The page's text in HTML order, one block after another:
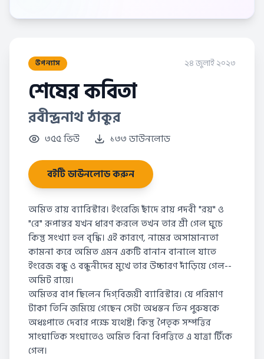
উপন্যাস ২৪ জুলাই ২০২৩
শেষের কবিতা
রবীন্দ্রনাথ ঠাকুর
৩৫৫ ভিউ ১৩৩ ডাউনলোড
বইটি ডাউনলোড করুন
অমিত রায় ব্যারিস্টার। ইংরেজি ছাঁদে রায় পদবী "রয়" ও
"রে" রূপান্তর যখন ধারণ করলে তখন তার শ্রী গেল ঘুচে
কিন্তু সংখ্যা হল বৃদ্ধি। এই কারণে, নামের অসামান্যতা
কামনা করে অমিত এমন একটি বানান বানালে যাতে
ইংরেজ বন্ধু ও বন্ধুনীদের মুখে তার উচ্চারণ দাঁড়িয়ে গেল--
অমিট রায়ে।
অমিতর বাপ ছিলেন দিগ্‌বিজয়ী ব্যারিস্টার। যে পরিমাণ
টাকা তিনি জমিয়ে গেছেন সেটা অধস্তন তিন পুরুষকে
অধঃপাতে দেবার পক্ষে যথেষ্ট। কিন্তু পৈতৃক সম্পত্তির
সাংঘাতিক সংঘাতেও অমিত বিনা বিপত্তিতে এ যাত্রা টিঁকে
গেল।